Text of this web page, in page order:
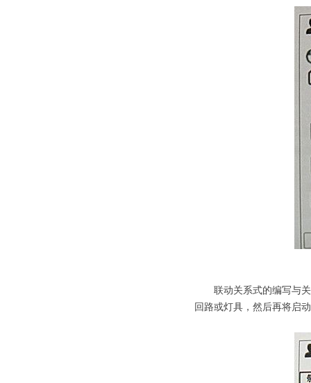
联动关系式的编写与关
回路或灯具，然后再将启